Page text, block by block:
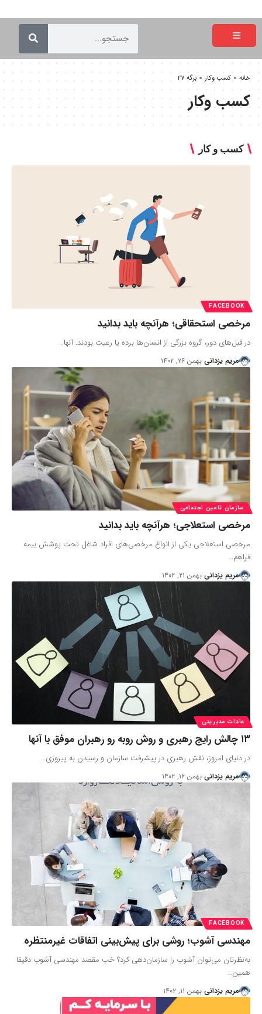
خانه » کسب وکار » برگه 27
کسب وکار
کسب و کار
FACEBOOK
مرخصی استحقاقی؛ هرآنچه باید بدانید
در قبل‌های دور، گروه بزرگی از انسان‌ها برده یا رعیت بودند. آنها…
مریم یزدانی بهمن ۲۶, ۱۴۰۲
سازمان تامین اجتماعی
مرخصی استعلاجی؛ هرآنچه باید بدانید
مرخصی استعلاجی یکی از انواع مرخصی‌های افراد شاغل تحت پوشش بیمه
فراهم…
مریم یزدانی بهمن ۲۱, ۱۴۰۲
عادات مدیریتی
۱۳ چالش رایج رهبری و روش روبه رو رهبران موفق با آنها
در دنیای امروز، نقش رهبری در پیشرفت سازمان و رسیدن به پیروزی…
مریم یزدانی بهمن ۱۶, ۱۴۰۲
FACEBOOK
مهندسی آشوب؛ روشی برای پیش‌بینی اتفاقات غیرمنتظره
به‌نظرتان می‌توان آشوب را سازمان‌دهی کرد؟ خب مقصد مهندسی آشوب دقیقا
همین…
مریم یزدانی بهمن ۱۱, ۱۴۰۲